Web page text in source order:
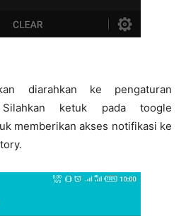
diarahkan ke pengaturan
ketuk pada toogle
memberikan akses notifikasi ke